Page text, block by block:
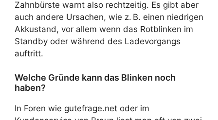
Zahnbürste warnt also rechtzeitig. Es gibt aber
auch andere Ursachen, wie z. B. einen niedrigen
Akkustand, vor allem wenn das Rotblinken im
Standby oder während des Ladevorgangs
auftritt.
Welche Gründe kann das Blinken noch
haben?
In Foren wie gutefrage.net oder im